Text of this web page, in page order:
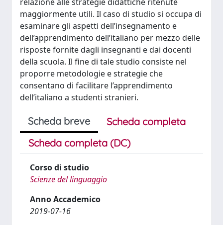
maggiormente utili. Il caso di studio si occupa di
esaminare gli aspetti dell’insegnamento e
dell’apprendimento dell’italiano per mezzo delle
risposte fornite dagli insegnanti e dai docenti
della scuola. Il fine di tale studio consiste nel
proporre metodologie e strategie che
consentano di facilitare l’apprendimento
dell’italiano a studenti stranieri.
Scheda breve
Scheda completa
Scheda completa (DC)
Corso di studio
Scienze del linguaggio
Anno Accademico
2019-07-16